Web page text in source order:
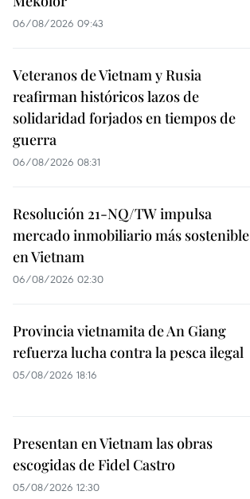
06/08/2026 09:43
Veteranos de Vietnam y Rusia
reafirman históricos lazos de
solidaridad forjados en tiempos de
guerra
06/08/2026 08:31
Resolución 21-NQ/TW impulsa
mercado inmobiliario más sostenible
en Vietnam
06/08/2026 02:30
Provincia vietnamita de An Giang
refuerza lucha contra la pesca ilegal
05/08/2026 18:16
Presentan en Vietnam las obras
escogidas de Fidel Castro
05/08/2026 12:30